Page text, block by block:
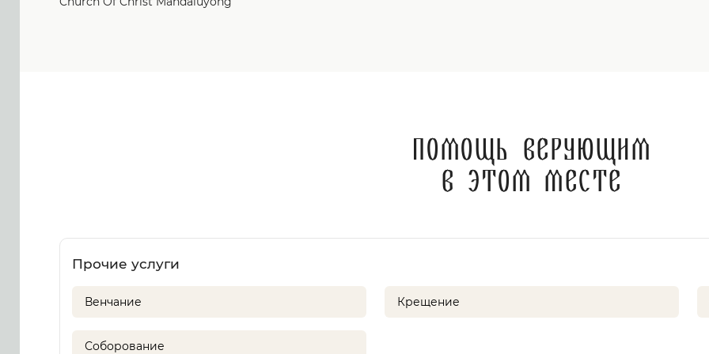
Помощь верующим
в этом месте
Прочие услуги
Венчание Крещение
Соборование